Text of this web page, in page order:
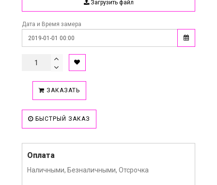
Загрузить файл
Дата и Время замера
ЗАКАЗАТЬ
БЫСТРЫЙ ЗАКАЗ
Оплата
Наличными, Безналичными, Отсрочка